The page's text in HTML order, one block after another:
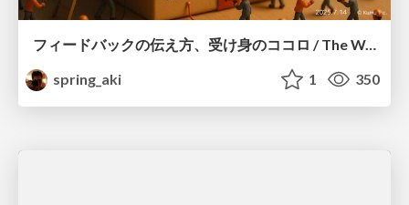
フィードバックの伝え方、受け身のココロ / The Way of Feedback: Words and the Receiving Heart
spring_aki
1 350